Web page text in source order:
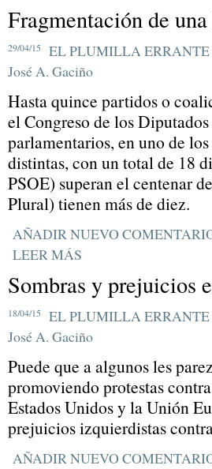
Fragmentación de
29/04/15
EL PLUMILLA ERRANTE
José A. Gaciño
Hasta quince partidos o
el Congreso de los
parlamentarios, en uno de
distintas, con un total de 18
PSOE) superan el centenar
Plural) tienen más de diez.
AÑADIR NUEVO
LEER MÁS
Sombras y prejuicios
18/04/15
EL PLUMILLA ERRANTE
José A. Gaciño
Puede que a algunos les
promoviendo protestas
Estados Unidos y la Unión
prejuicios izquierdistas
AÑADIR NUEVO